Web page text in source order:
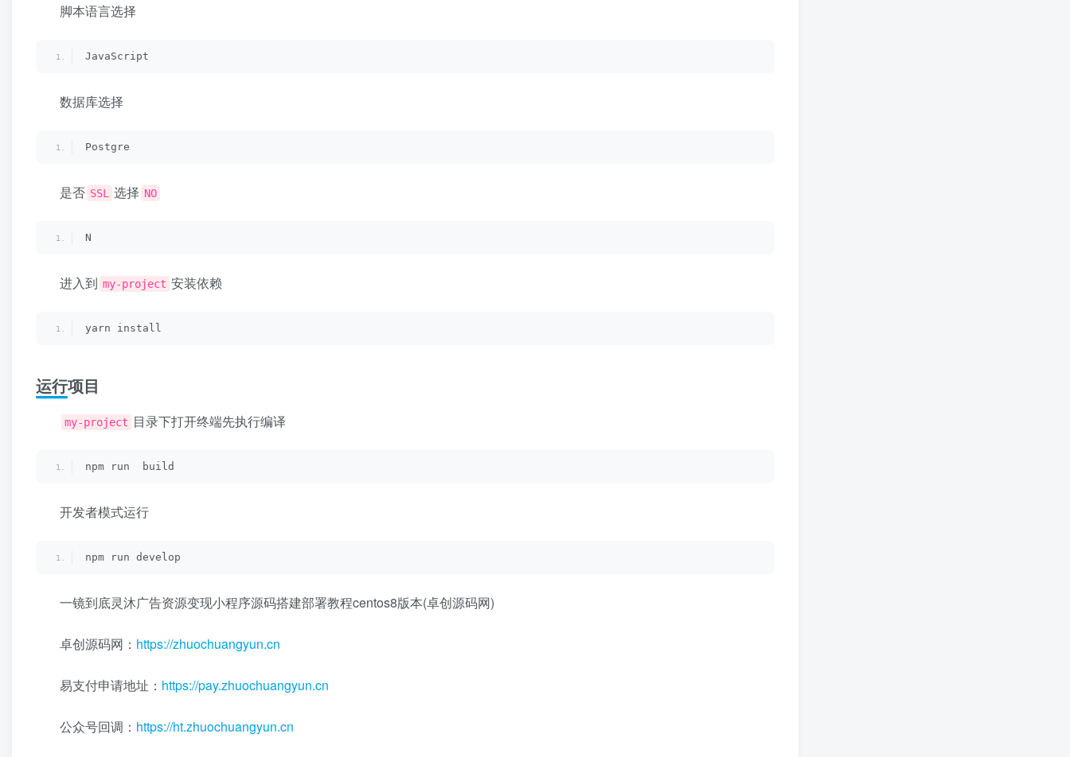
脚本语言选择
JavaScript
数据库选择
Postgre
是否 SSL 选择 NO
N
进入到 my-project 安装依赖
yarn install
运行项目
my-project 目录下打开终端先执行编译
npm run  build
开发者模式运行
npm run develop
一镜到底灵沐广告资源变现小程序源码搭建部署教程centos8版本(卓创源码网)
卓创源码网： https://zhuochuangyun.cn
易支付申请地址： https://pay.zhuochuangyun.cn
公众号回调： https://ht.zhuochuangyun.cn